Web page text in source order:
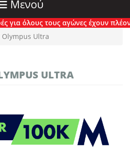
Μενού
τους αγώνες έχουν πλέον κλείσει
Olympus Ultra
ULTRA